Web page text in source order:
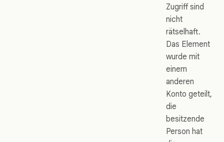
Zugriff sind
nicht
rätselhaft.
Das Element
wurde mit
einem
anderen
Konto geteilt,
die
besitzende
Person hat